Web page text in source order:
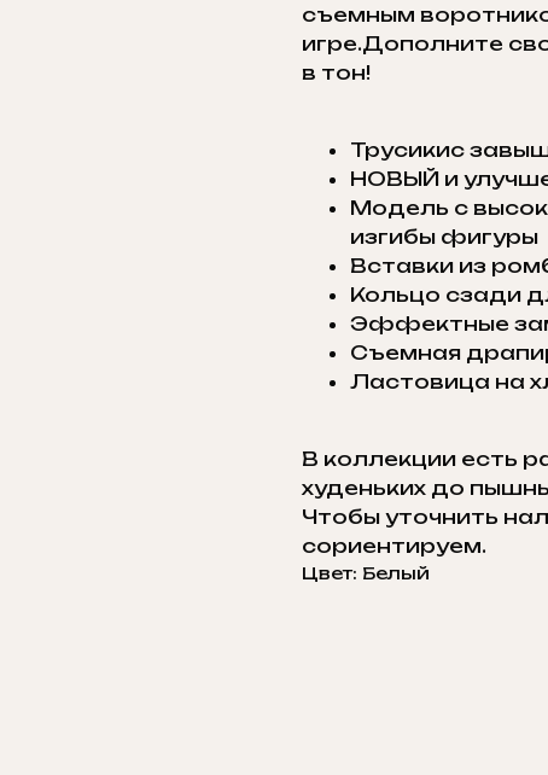
съемным
игре.Дополните
в тон!
Трусикис
НОВЫЙ и
Модель с
изгибы фигуры
Вставки из
Кольцо сзади
Эффектные
Съемная
Ластовица на
В коллекции есть
худеньких до
Чтобы уточнить
сориентируем.
Цвет: Белый